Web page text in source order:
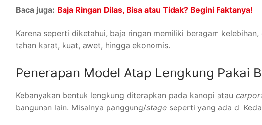
Baca juga: Baja Ringan Dilas, Bisa atau Tidak? Begini Faktanya!
Karena seperti diketahui, baja ringan memiliki beragam
tahan karat, kuat, awet, hingga ekonomis.
Penerapan Model Atap Lengkung Pakai
Kebanyakan bentuk lengkung diterapkan pada kanopi atau
bangunan lain. Misalnya panggung/stage seperti yang ada di